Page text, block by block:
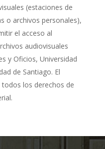
(estaciones de
o archivos personales),
el acceso al
audiovisuales
y Oficios, Universidad
de Santiago. El
los derechos de